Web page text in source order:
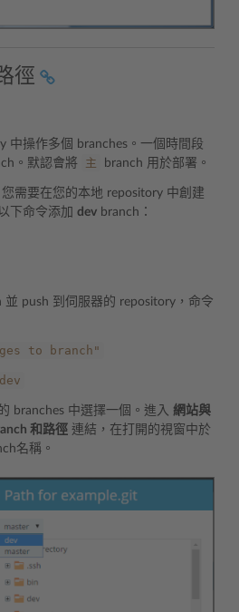
徑
中操作多個 branches。一個時間段
。默認會將
主 branch 用於部署。
需要在您的本地 repository 中創建
下命令添加 dev branch：
並 push 到伺服器的 repository，命令
to branch"
dev
branches 中選擇一個。進入 網站與
和路徑 連結，在打開的視窗中於
名稱。